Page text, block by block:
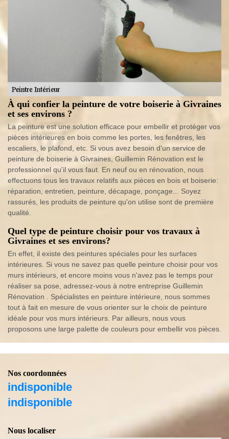
À qui confier la peinture de votre boiserie à Givraines
et ses environs ?
La peinture est une solution efficace pour embellir et protéger vos
pièces intérieures en bois comme les portes, les fenêtres, les
escaliers, le plafond, etc. Si vous avez besoin d'un service de
peinture de boiserie à Givraines, Guillemin Rénovation est le
professionnel qu'il vous faut. En neuf ou en rénovation, nous
effectuons tous les travaux relatifs aux pièces en bois et boiserie:
réparation, entretien, peinture, décapage, ponçage... Soyez
rassurés, les produits de peinture qu'on utilise sont de première
qualité.
Quel type de peinture choisir pour vos travaux à
Givraines et ses environs?
En effet, il existe des peintures spéciales pour les surfaces
intérieures. Si vous ne savez pas quelle peinture choisir pour vos
murs intérieurs, et encore moins vous n'avez pas le temps pour
réaliser sa pose, adressez-vous à notre entreprise Guillemin
Rénovation . Spécialistes en peinture intérieure, nous sommes
tout à fait en mesure de vous orienter sur le choix de peinture
idéale pour vos murs intérieurs. Par ailleurs, nous vous
proposons une large palette de couleurs pour embellir vos pièces.
Nos coordonnées
indisponible
indisponible
Nous localiser